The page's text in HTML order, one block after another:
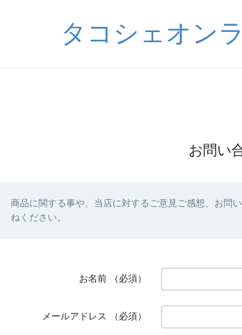
タコシェオン
お問い
商品に関する事や、当店に対するご意見ご感想、お問
ねください。
お名前 （必須）
メールアドレス （必須）